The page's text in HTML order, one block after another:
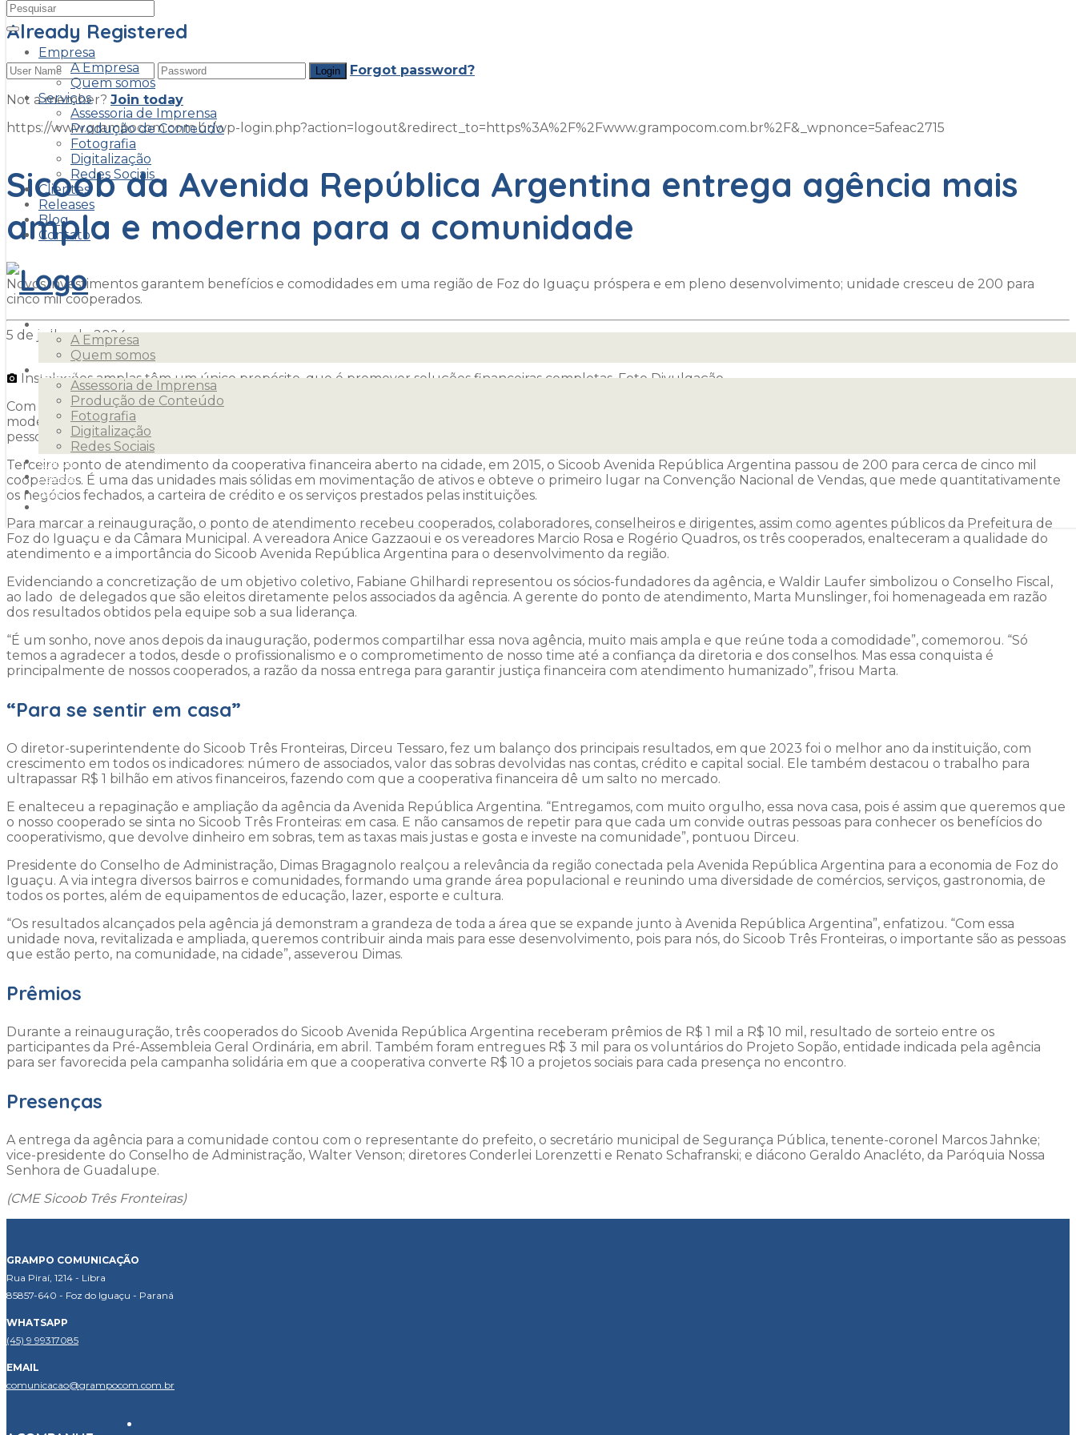
Empresa
A Empresa
Quem somos
Serviços
Assessoria de Imprensa
Produção de Conteúdo
Fotografia
Digitalização
Redes Sociais
Clientes
Releases
Blog
Contato
A Empresa
Quem somos
Serviços
Assessoria de Imprensa
Produção de Conteúdo
Fotografia
Digitalização
Redes Sociais
Clientes
Releases
Blog
Already Registered
Forgot password?
Not a member? Join today
https://www.grampocom.com.br/wp-login.php?action=logout&redirect_to=https%3A%2F%2Fwww.grampocom.com.br%2F&_wpnonce=5afeac2715
Sicoob da Avenida República Argentina entrega agência mais
ampla e moderna para a comunidade
Novos investimentos garantem benefícios e comodidades em uma região de Foz do Iguaçu próspera e em pleno desenvolvimento; unidade cresceu de 200 para
cinco mil cooperados.
5 de julho de 2024
Instalações amplas têm um único propósito, que é promover soluções financeiras completas. Foto Divulgação
Com novos investimentos, comunidade e cooperados do Sicoob Três Fronteiras da Avenida República Argentina dispõem de uma estrutura ampla e ainda mais
moderna. As instalações têm um único propósito, que é promover serviços e soluções financeiras para comerciantes, empreendedores, prestadores de serviço e
pessoas físicas da região, uma das mais prósperas e em pleno desenvolvimento.
Terceiro ponto de atendimento da cooperativa financeira aberto na cidade, em 2015, o Sicoob Avenida República Argentina passou de 200 para cerca de cinco mil
cooperados. É uma das unidades mais sólidas em movimentação de ativos e obteve o primeiro lugar na Convenção Nacional de Vendas, que mede quantitativamente
os negócios fechados, a carteira de crédito e os serviços prestados pelas instituições.
Para marcar a reinauguração, o ponto de atendimento recebeu cooperados, colaboradores, conselheiros e dirigentes, assim como agentes públicos da Prefeitura de
Foz do Iguaçu e da Câmara Municipal. A vereadora Anice Gazzaoui e os vereadores Marcio Rosa e Rogério Quadros, os três cooperados, enalteceram a qualidade do
atendimento e a importância do Sicoob Avenida República Argentina para o desenvolvimento da região.
Evidenciando a concretização de um objetivo coletivo, Fabiane Ghilhardi representou os sócios-fundadores da agência, e Waldir Laufer simbolizou o Conselho Fiscal,
ao lado de delegados que são eleitos diretamente pelos associados da agência. A gerente do ponto de atendimento, Marta Munslinger, foi homenageada em razão
dos resultados obtidos pela equipe sob a sua liderança.
“É um sonho, nove anos depois da inauguração, podermos compartilhar essa nova agência, muito mais ampla e que reúne toda a comodidade”, comemorou. “Só
temos a agradecer a todos, desde o profissionalismo e o comprometimento de nosso time até a confiança da diretoria e dos conselhos. Mas essa conquista é
principalmente de nossos cooperados, a razão da nossa entrega para garantir justiça financeira com atendimento humanizado”, frisou Marta.
“Para se sentir em casa”
O diretor-superintendente do Sicoob Três Fronteiras, Dirceu Tessaro, fez um balanço dos principais resultados, em que 2023 foi o melhor ano da instituição, com
crescimento em todos os indicadores: número de associados, valor das sobras devolvidas nas contas, crédito e capital social. Ele também destacou o trabalho para
ultrapassar R$ 1 bilhão em ativos financeiros, fazendo com que a cooperativa financeira dê um salto no mercado.
E enalteceu a repaginação e ampliação da agência da Avenida República Argentina. “Entregamos, com muito orgulho, essa nova casa, pois é assim que queremos que
o nosso cooperado se sinta no Sicoob Três Fronteiras: em casa. E não cansamos de repetir para que cada um convide outras pessoas para conhecer os benefícios do
cooperativismo, que devolve dinheiro em sobras, tem as taxas mais justas e gosta e investe na comunidade”, pontuou Dirceu.
Presidente do Conselho de Administração, Dimas Bragagnolo realçou a relevância da região conectada pela Avenida República Argentina para a economia de Foz do
Iguaçu. A via integra diversos bairros e comunidades, formando uma grande área populacional e reunindo uma diversidade de comércios, serviços, gastronomia, de
todos os portes, além de equipamentos de educação, lazer, esporte e cultura.
“Os resultados alcançados pela agência já demonstram a grandeza de toda a área que se expande junto à Avenida República Argentina”, enfatizou. “Com essa
unidade nova, revitalizada e ampliada, queremos contribuir ainda mais para esse desenvolvimento, pois para nós, do Sicoob Três Fronteiras, o importante são as pessoas
que estão perto, na comunidade, na cidade”, asseverou Dimas.
Prêmios
Durante a reinauguração, três cooperados do Sicoob Avenida República Argentina receberam prêmios de R$ 1 mil a R$ 10 mil, resultado de sorteio entre os
participantes da Pré-Assembleia Geral Ordinária, em abril. Também foram entregues R$ 3 mil para os voluntários do Projeto Sopão, entidade indicada pela agência
para ser favorecida pela campanha solidária em que a cooperativa converte R$ 10 a projetos sociais para cada presença no encontro.
Presenças
A entrega da agência para a comunidade contou com o representante do prefeito, o secretário municipal de Segurança Pública, tenente-coronel Marcos Jahnke;
vice-presidente do Conselho de Administração, Walter Venson; diretores Conderlei Lorenzetti e Renato Schafranski; e diácono Geraldo Anacléto, da Paróquia Nossa
Senhora de Guadalupe.
(CME Sicoob Três Fronteiras)
GRAMPO COMUNICAÇÃO
Rua Piraí, 1214 - Libra
85857-640 - Foz do Iguaçu - Paraná
WHATSAPP
(45) 9 99317085
EMAIL
comunicacao@grampocom.com.br